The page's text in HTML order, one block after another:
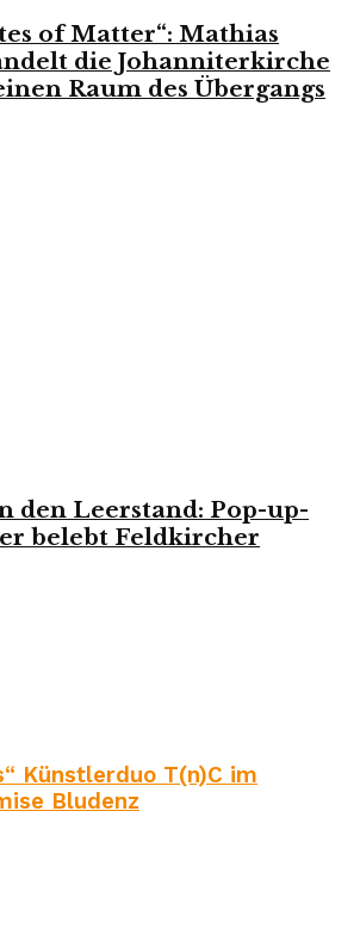
of Matter“: Mathias
die Johanniterkirche
Raum des Übergangs
den Leerstand: Pop-up-
belebt Feldkircher
Künstlerduo T(n)C im
Bludenz